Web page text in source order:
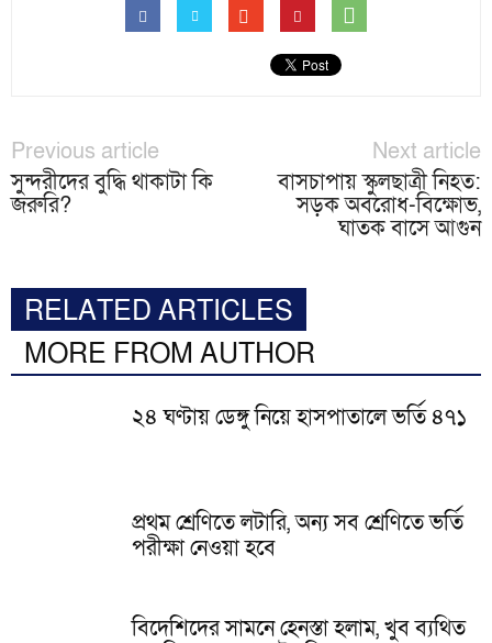
Previous article
সুন্দরীদের বুদ্ধি থাকাটা কি
জরুরি?
Next article
বাসচাপায় স্কুলছাত্রী নিহত:
সড়ক অবরোধ-বিক্ষোভ,
ঘাতক বাসে আগুন
RELATED ARTICLES
MORE FROM AUTHOR
২৪ ঘণ্টায় ডেঙ্গু নিয়ে হাসপাতালে ভর্তি ৪৭১
প্রথম শ্রেণিতে লটারি, অন্য সব শ্রেণিতে ভর্তি
পরীক্ষা নেওয়া হবে
বিদেশিদের সামনে হেনস্তা হলাম, খুব ব্যথিত